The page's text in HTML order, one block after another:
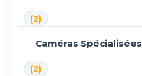
(2)
Caméras Spécialisées
(2)